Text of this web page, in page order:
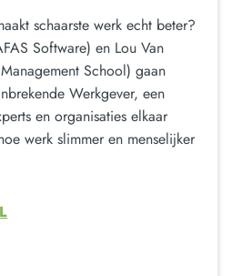
schaarste werk echt beter?
Software) en Lou Van
School) gaan
Werkgever, een
en organisaties elkaar
werk slimmer en menselijker